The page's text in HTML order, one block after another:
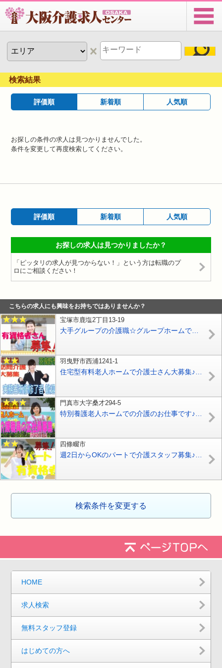
検索結果
評価順 新着順 人気順
お探しの条件の求人は見つかりませんでした。
条件を変更して再度検索してください。
評価順 新着順 人気順
お探しの求人は見つかりましたか？
「ピッタリの求人が見つからない！」という方は転職のプ
ロにご相談ください！
こちらの求人にも興味をお持ちではありませんか？
宝塚市鹿塩2丁目13-19
羽曳野市西浦1241-1
住宅型有料老人ホームで介護士さん大募集♪有資格者限定☆研修期間で安心就労♪マイカー通勤OK♪お気軽にご応募下さい^^【羽曳野市】【正社員】【ID：1191-hb-h1-s-s】
門真市大字桑才294-5
四條畷市
週2日からOKのパートで介護スタッフ募集♪サービス付高齢者向け住宅での介護業務です♪ブランクある方や未経験の方もお気軽にご応募ください♪【四條畷市】【パート社員】【ID：1700-sjy-h2-p-s】
検索条件を変更する
HOME
求人検索
無料スタッフ登録
はじめての方へ